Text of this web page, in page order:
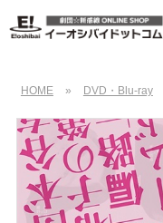
HOME » DVD・Blu-ray